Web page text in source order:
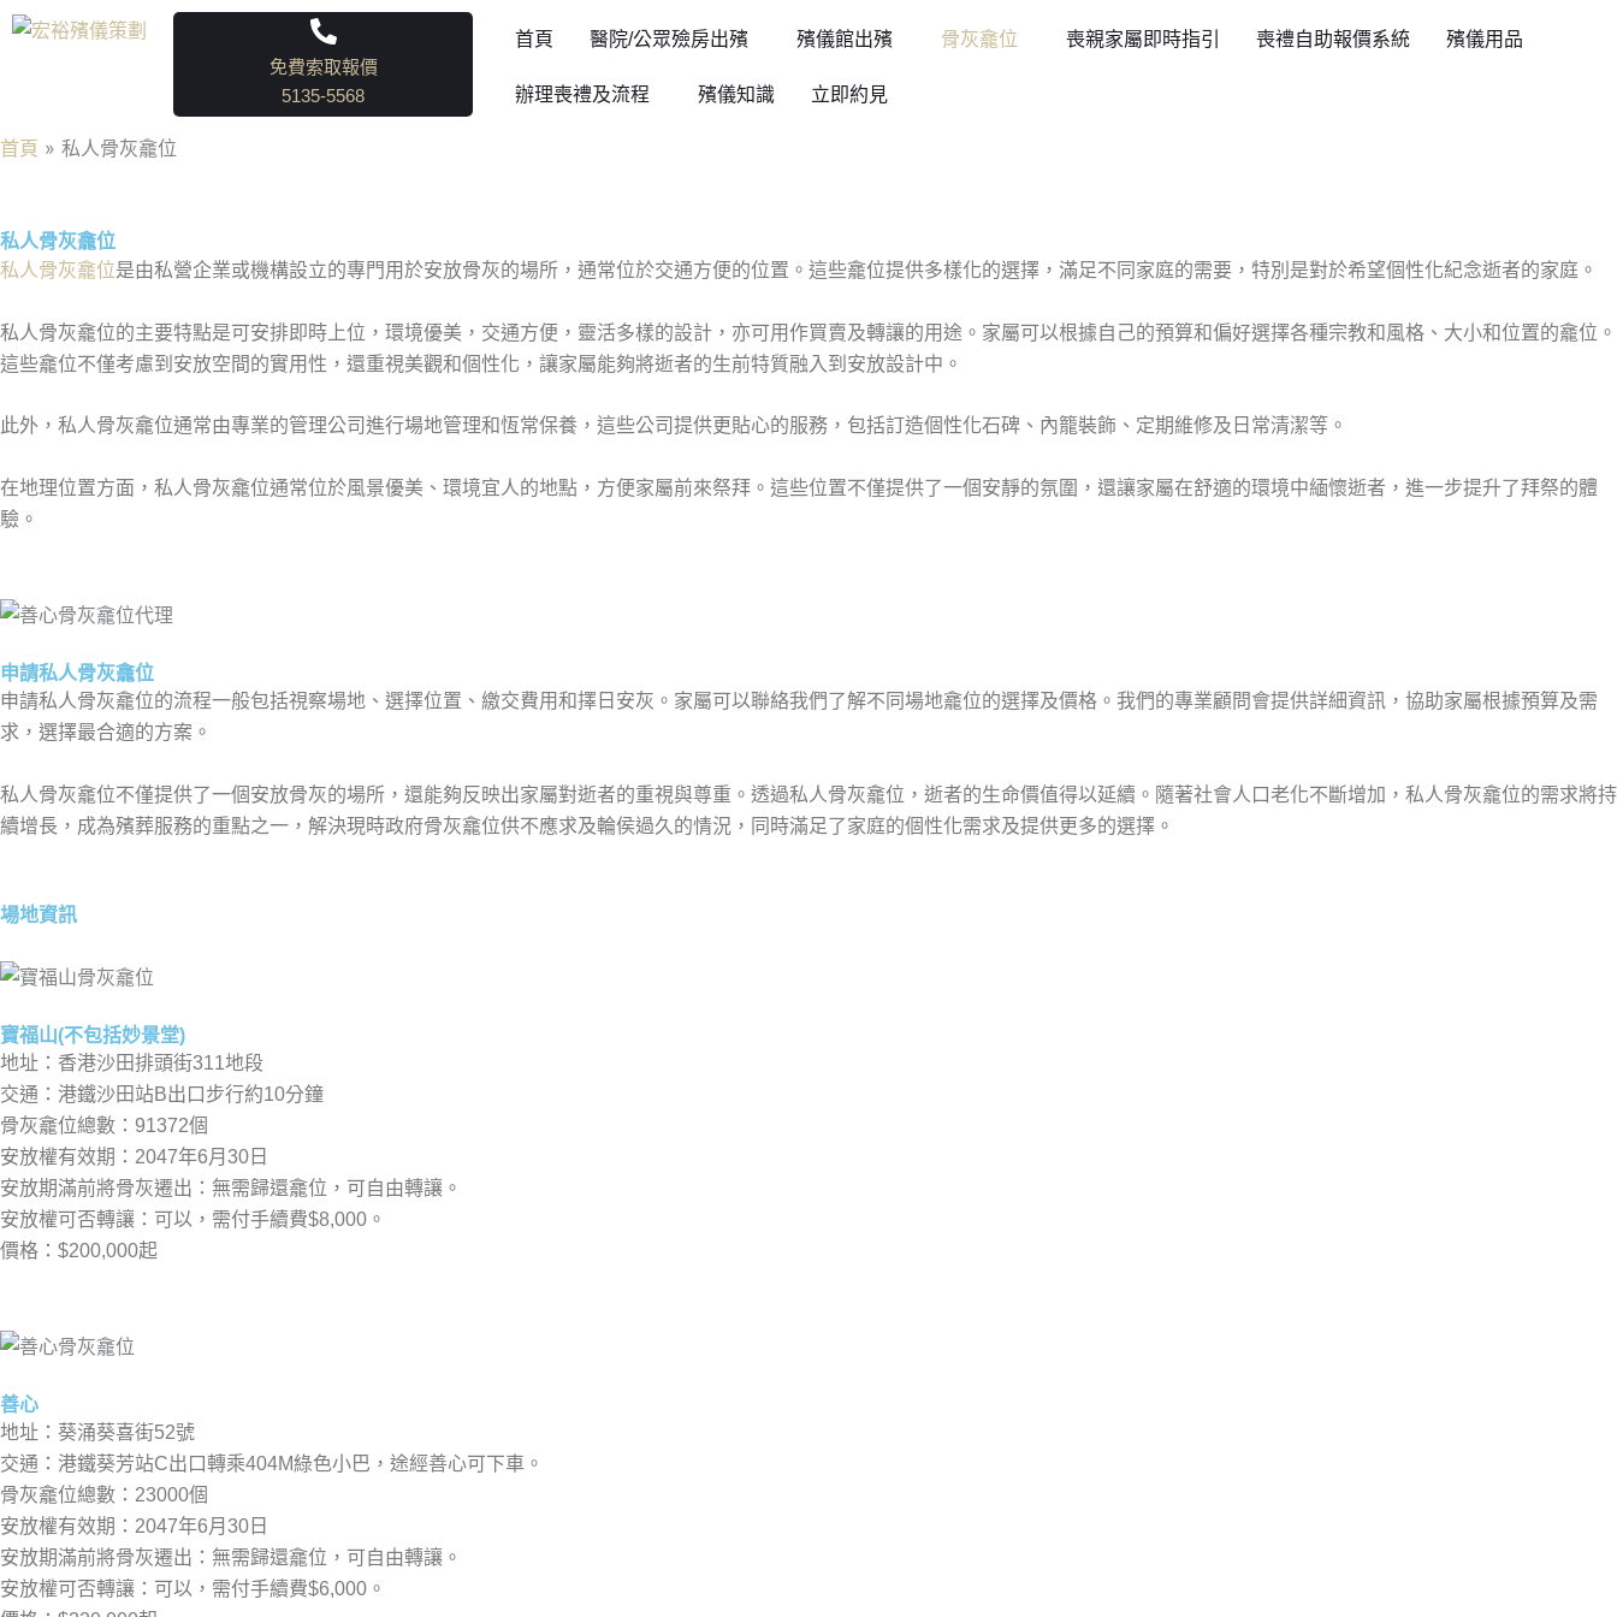
跳
內
免費索取報價
5135-5568
首頁 醫院/公眾殮房出殯 殯儀館出殯 骨灰龕位 喪親家屬即時指引 喪禮自助報價系統 殯儀用品
辦理喪禮及流程 殯儀知識 立即約見
首頁 私人骨灰龕位
私人骨灰龕位
私人骨灰龕位是由私營企業或機構設立的專門用於安放骨灰的場所，通常位於交通方便的位置。這些龕位提供多樣化的選擇，滿足不同家庭的需要，特別是對於希望個性化紀念逝者的家庭。
私人骨灰龕位的主要特點是可安排即時上位，環境優美，交通方便，靈活多樣的設計，亦可用作買賣及轉讓的用途。家屬可以根據自己的預算和偏好選擇各種宗教和風格、大小和位置的龕位。
這些龕位不僅考慮到安放空間的實用性，還重視美觀和個性化，讓家屬能夠將逝者的生前特質融入到安放設計中。
此外，私人骨灰龕位通常由專業的管理公司進行場地管理和恆常保養，這些公司提供更貼心的服務，包括訂造個性化石碑、內籠裝飾、定期維修及日常清潔等。
在地理位置方面，私人骨灰龕位通常位於風景優美、環境宜人的地點，方便家屬前來祭拜。這些位置不僅提供了一個安靜的氛圍，還讓家屬在舒適的環境中緬懷逝者，進一步提升了拜祭的體
驗。
申請私人骨灰龕位
申請私人骨灰龕位的流程一般包括視察場地、選擇位置、繳交費用和擇日安灰。家屬可以聯絡我們了解不同場地龕位的選擇及價格。我們的專業顧問會提供詳細資訊，協助家屬根據預算及需
求，選擇最合適的方案。
私人骨灰龕位不僅提供了一個安放骨灰的場所，還能夠反映出家屬對逝者的重視與尊重。透過私人骨灰龕位，逝者的生命價值得以延續。隨著社會人口老化不斷增加，私人骨灰龕位的需求將持
續增長，成為殯葬服務的重點之一，解決現時政府骨灰龕位供不應求及輪侯過久的情況，同時滿足了家庭的個性化需求及提供更多的選擇。
場地資訊
寶福山(不包括妙景堂)
地址：香港沙田排頭街311地段
交通：港鐵沙田站B出口步行約10分鐘
骨灰龕位總數：91372個
安放權有效期：2047年6月30日
安放期滿前將骨灰遷出：無需歸還龕位，可自由轉讓。
安放權可否轉讓：可以，需付手續費$8,000。
價格：$200,000起
善心
地址：葵涌葵喜街52號
交通：港鐵葵芳站C出口轉乘404M綠色小巴，途經善心可下車。
骨灰龕位總數：23000個
安放權有效期：2047年6月30日
安放期滿前將骨灰遷出：無需歸還龕位，可自由轉讓。
安放權可否轉讓：可以，需付手續費$6,000。